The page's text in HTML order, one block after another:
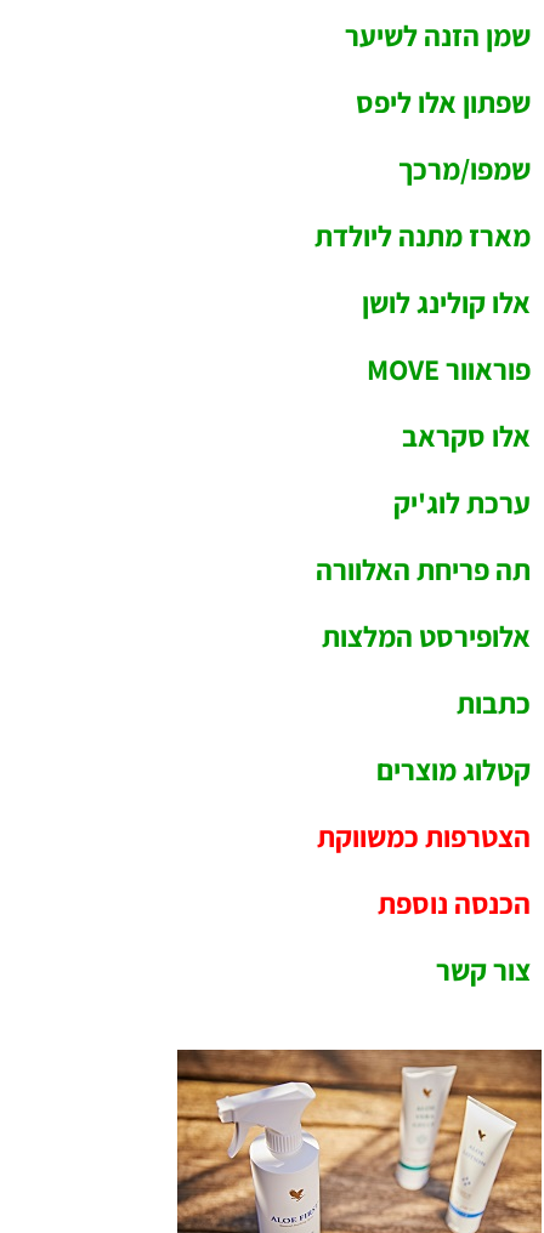
שמן הזנה לשיער
שפתון אלו ליפס
שמפו/מרכך
מארז מתנה ליולדת
אלו קולינג לושן
פוראוור MOVE
אלו סקראב
ערכת לוג'יק
תה פריחת האלוורה
אלופירסט המלצות
כתבות
קטלוג מוצרים
הצטרפות כמשווקת
הכנסה נוספת
צור קשר